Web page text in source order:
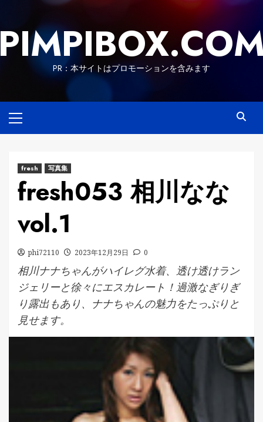
content
PR：本サイトはプロモーションを含みます
Menu
fresh 写真集
fresh053 相川なな
vol.1
phi72110 2023年12月29日 0
相川ナナちゃんがハイレグ水着、透け透けラン
ジェリーと徐々にエスカレート！過激なぎりぎ
り露出もあり、ナナちゃんの魅力をたっぷりと
見せます。